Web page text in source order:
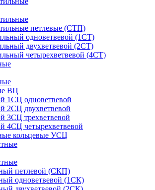
петлевые (СТП)
одноветвевой (1СТ)
двухветвевой (2СТ)
четырехветвевой (4СТ)
ВЦ
1СЦ одноветвевой
2СЦ двухветвевой
3СЦ трехветвевой
4СЦ четырехветвевой
кольцевые УСЦ
петлевой (СКП)
одноветвевой (1СК)